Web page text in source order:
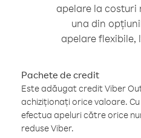
apelare la costuri
una din
apelare flexibile,
Pachete de credit
Este adăugat credit Viber
achiziționați orice valoare.
efectua apeluri către orice
reduse Viber.